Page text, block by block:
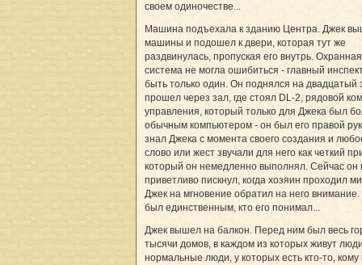
своем одиночестве...
Машина подъехала к зданию Центра. Джек
машины и подошел к двери, которая тут же
раздвинулась, пропуская его внутрь. Охранная
система не могла ошибиться - главный
быть только один. Он поднялся на двадцатый
прошел через зал, где стоял DL-2, рядовой
управления, который только для Джека был
обычным компьютером - он был его правой
знал Джека с момента своего создания и
слово или жест звучали для него как четкий
который он немедленно выполнял. Сейчас он
приветливо пискнул, когда хозяин проходил
Джек на мгновение обратил на него внимание.
был единственным, кто его понимал...
Джек вышел на балкон. Перед ним был весь
тысячи домов, в каждом из которых живут
нормальные люди, у которых есть кто-то,